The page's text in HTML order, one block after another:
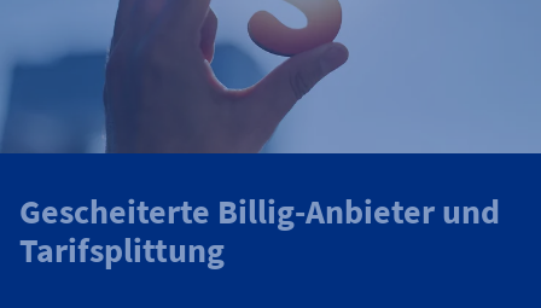
Gescheiterte Billig-Anbieter und
Tarifsplittung